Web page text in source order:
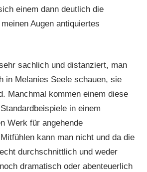
einem dann deutlich die
Augen antiquiertes
sachlich und distanziert, man
in Melanies Seele schauen, sie
Manchmal kommen einem diese
in einem
Werk für angehende
kann man nicht und da die
durchschnittlich und weder
dramatisch oder abenteuerlich